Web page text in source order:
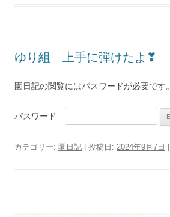
ゆり組 上手に弾けたよ❣
園日記の閲覧にはパスワードが必要です。
パスワード
カテゴリー: 園日記 | 投稿日: 2024年9月7日 |